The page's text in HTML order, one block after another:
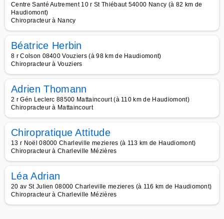
Centre Santé Autrement 10 r St Thiébaut 54000 Nancy (à 82 km de
Haudiomont)
Chiropracteur à Nancy
Béatrice Herbin
8 r Colson 08400 Vouziers (à 98 km de Haudiomont)
Chiropracteur à Vouziers
Adrien Thomann
2 r Gén Leclerc 88500 Mattaincourt (à 110 km de Haudiomont)
Chiropracteur à Mattaincourt
Chiropratique Attitude
13 r Noël 08000 Charleville mezieres (à 113 km de Haudiomont)
Chiropracteur à Charleville Mézières
Léa Adrian
20 av St Julien 08000 Charleville mezieres (à 116 km de Haudiomont)
Chiropracteur à Charleville Mézières